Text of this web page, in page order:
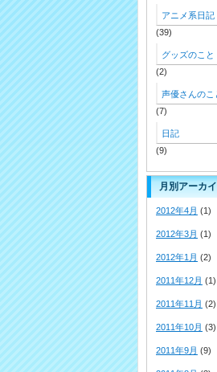
アニメ系日記
(39)
グッズのこと
(2)
声優さんのこ
(7)
日記
(9)
月別アーカ
2012年4月 (1)
2012年3月 (1)
2012年1月 (2)
2011年12月 (1)
2011年11月 (2)
2011年10月 (3)
2011年9月 (9)